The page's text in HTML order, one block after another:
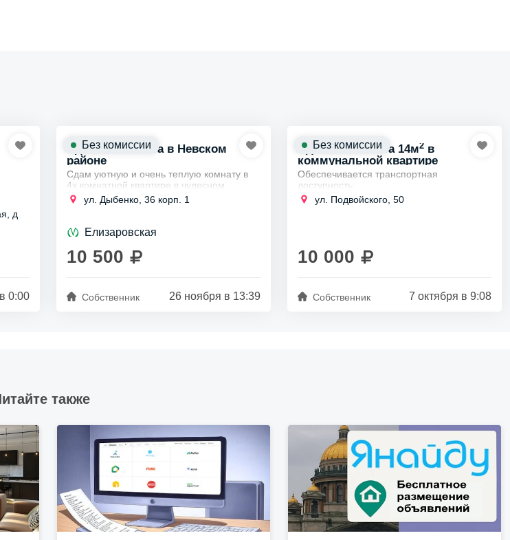
д
0:00
Сдается комната в Невском
районе
Сдам уютную и очень теплую комнату в
4х комнатной квартире в чудесном
Невском районе в 5-7 минутах пешком от
станции метро Улица Дыбенко, на
ул. Дыбенко, 36 корп. 1
Елизаровская
10 500
Собственник 26 ноября в 13:39
Без комиссии Сдается комната 14м2 в
коммунальной квартире
Обеспечивается транспортная
доступность:
Ближайшие станции метро:
№ 138.
ул. Подвойского, 50
10 000
Собственник 7 октября в 9:08
Без комиссии
также